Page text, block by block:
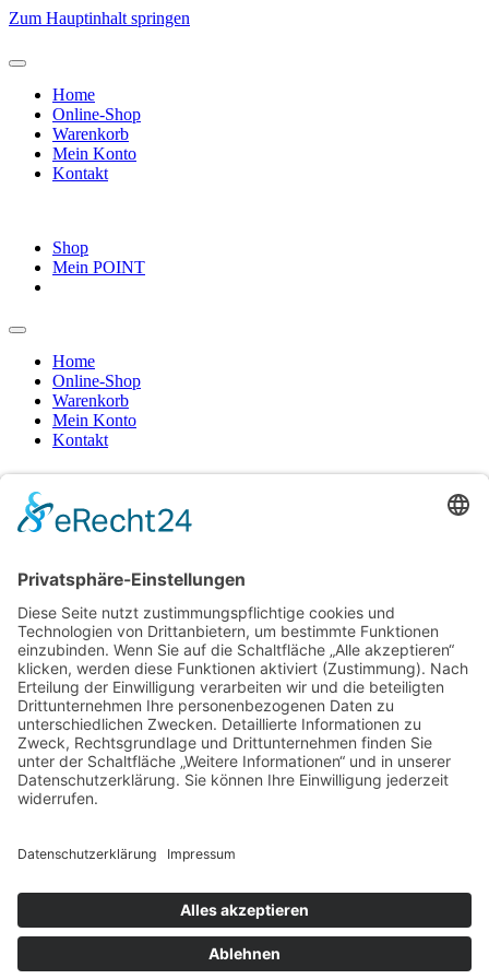
Zum Hauptinhalt springen
Home
Online-Shop
Warenkorb
Mein Konto
Kontakt
Shop
Mein POINT
Home
Online-Shop
Warenkorb
Mein Konto
Kontakt
Mein Konto
Hast du dein Passwort vergessen? Bitte gib deinen Benutzernamen
oder E-Mail-Adresse ein. Du erhältst einen Link per E-Mail, womit
du dir ein neues Passwort erstellen kannst.
Benutzername oder E-Mail-Adresse*Erforderlich
Passwort zurücksetzen
©2026All rights reserved.
Powered by POINT Conceptstore.
Datenschutzerklärung
Zahlungsarten
Widerrufsbelehrung